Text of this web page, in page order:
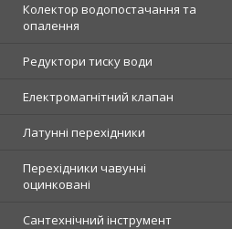
Колектор водопостачання та
опалення
Редуктори тиску води
Електромагнітний клапан
Латунні перехідники
Перехідники чавунні
оцинковані
Сантехнічний інструмент